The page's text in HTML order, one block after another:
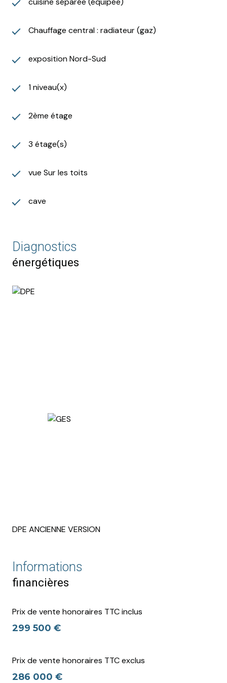
Chauffage central : radiateur (gaz)
exposition Nord-Sud
1 niveau(x)
2ème étage
3 étage(s)
vue Sur les toits
cave
Diagnostics
énergétiques
DPE ANCIENNE VERSION
Informations
financières
Prix de vente honoraires TTC inclus
299 500 €
Prix de vente honoraires TTC exclus
286 000 €